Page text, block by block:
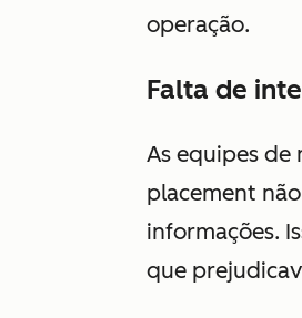
operação.
Falta de
As equipes
placement
informações.
que